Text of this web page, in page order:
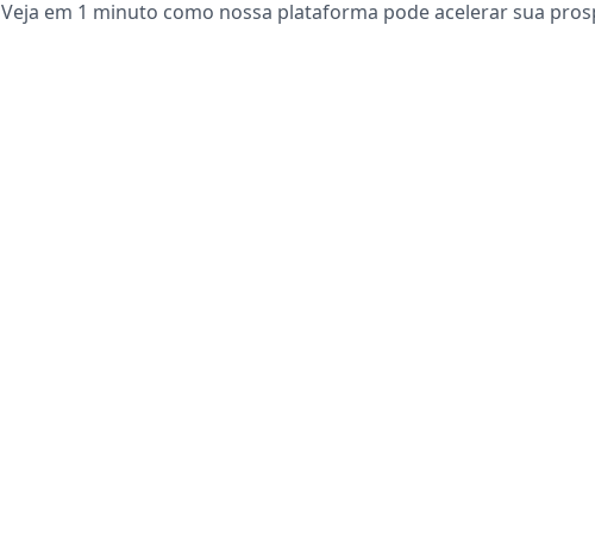
Veja em 1 minuto como nossa plataforma pode acelerar sua